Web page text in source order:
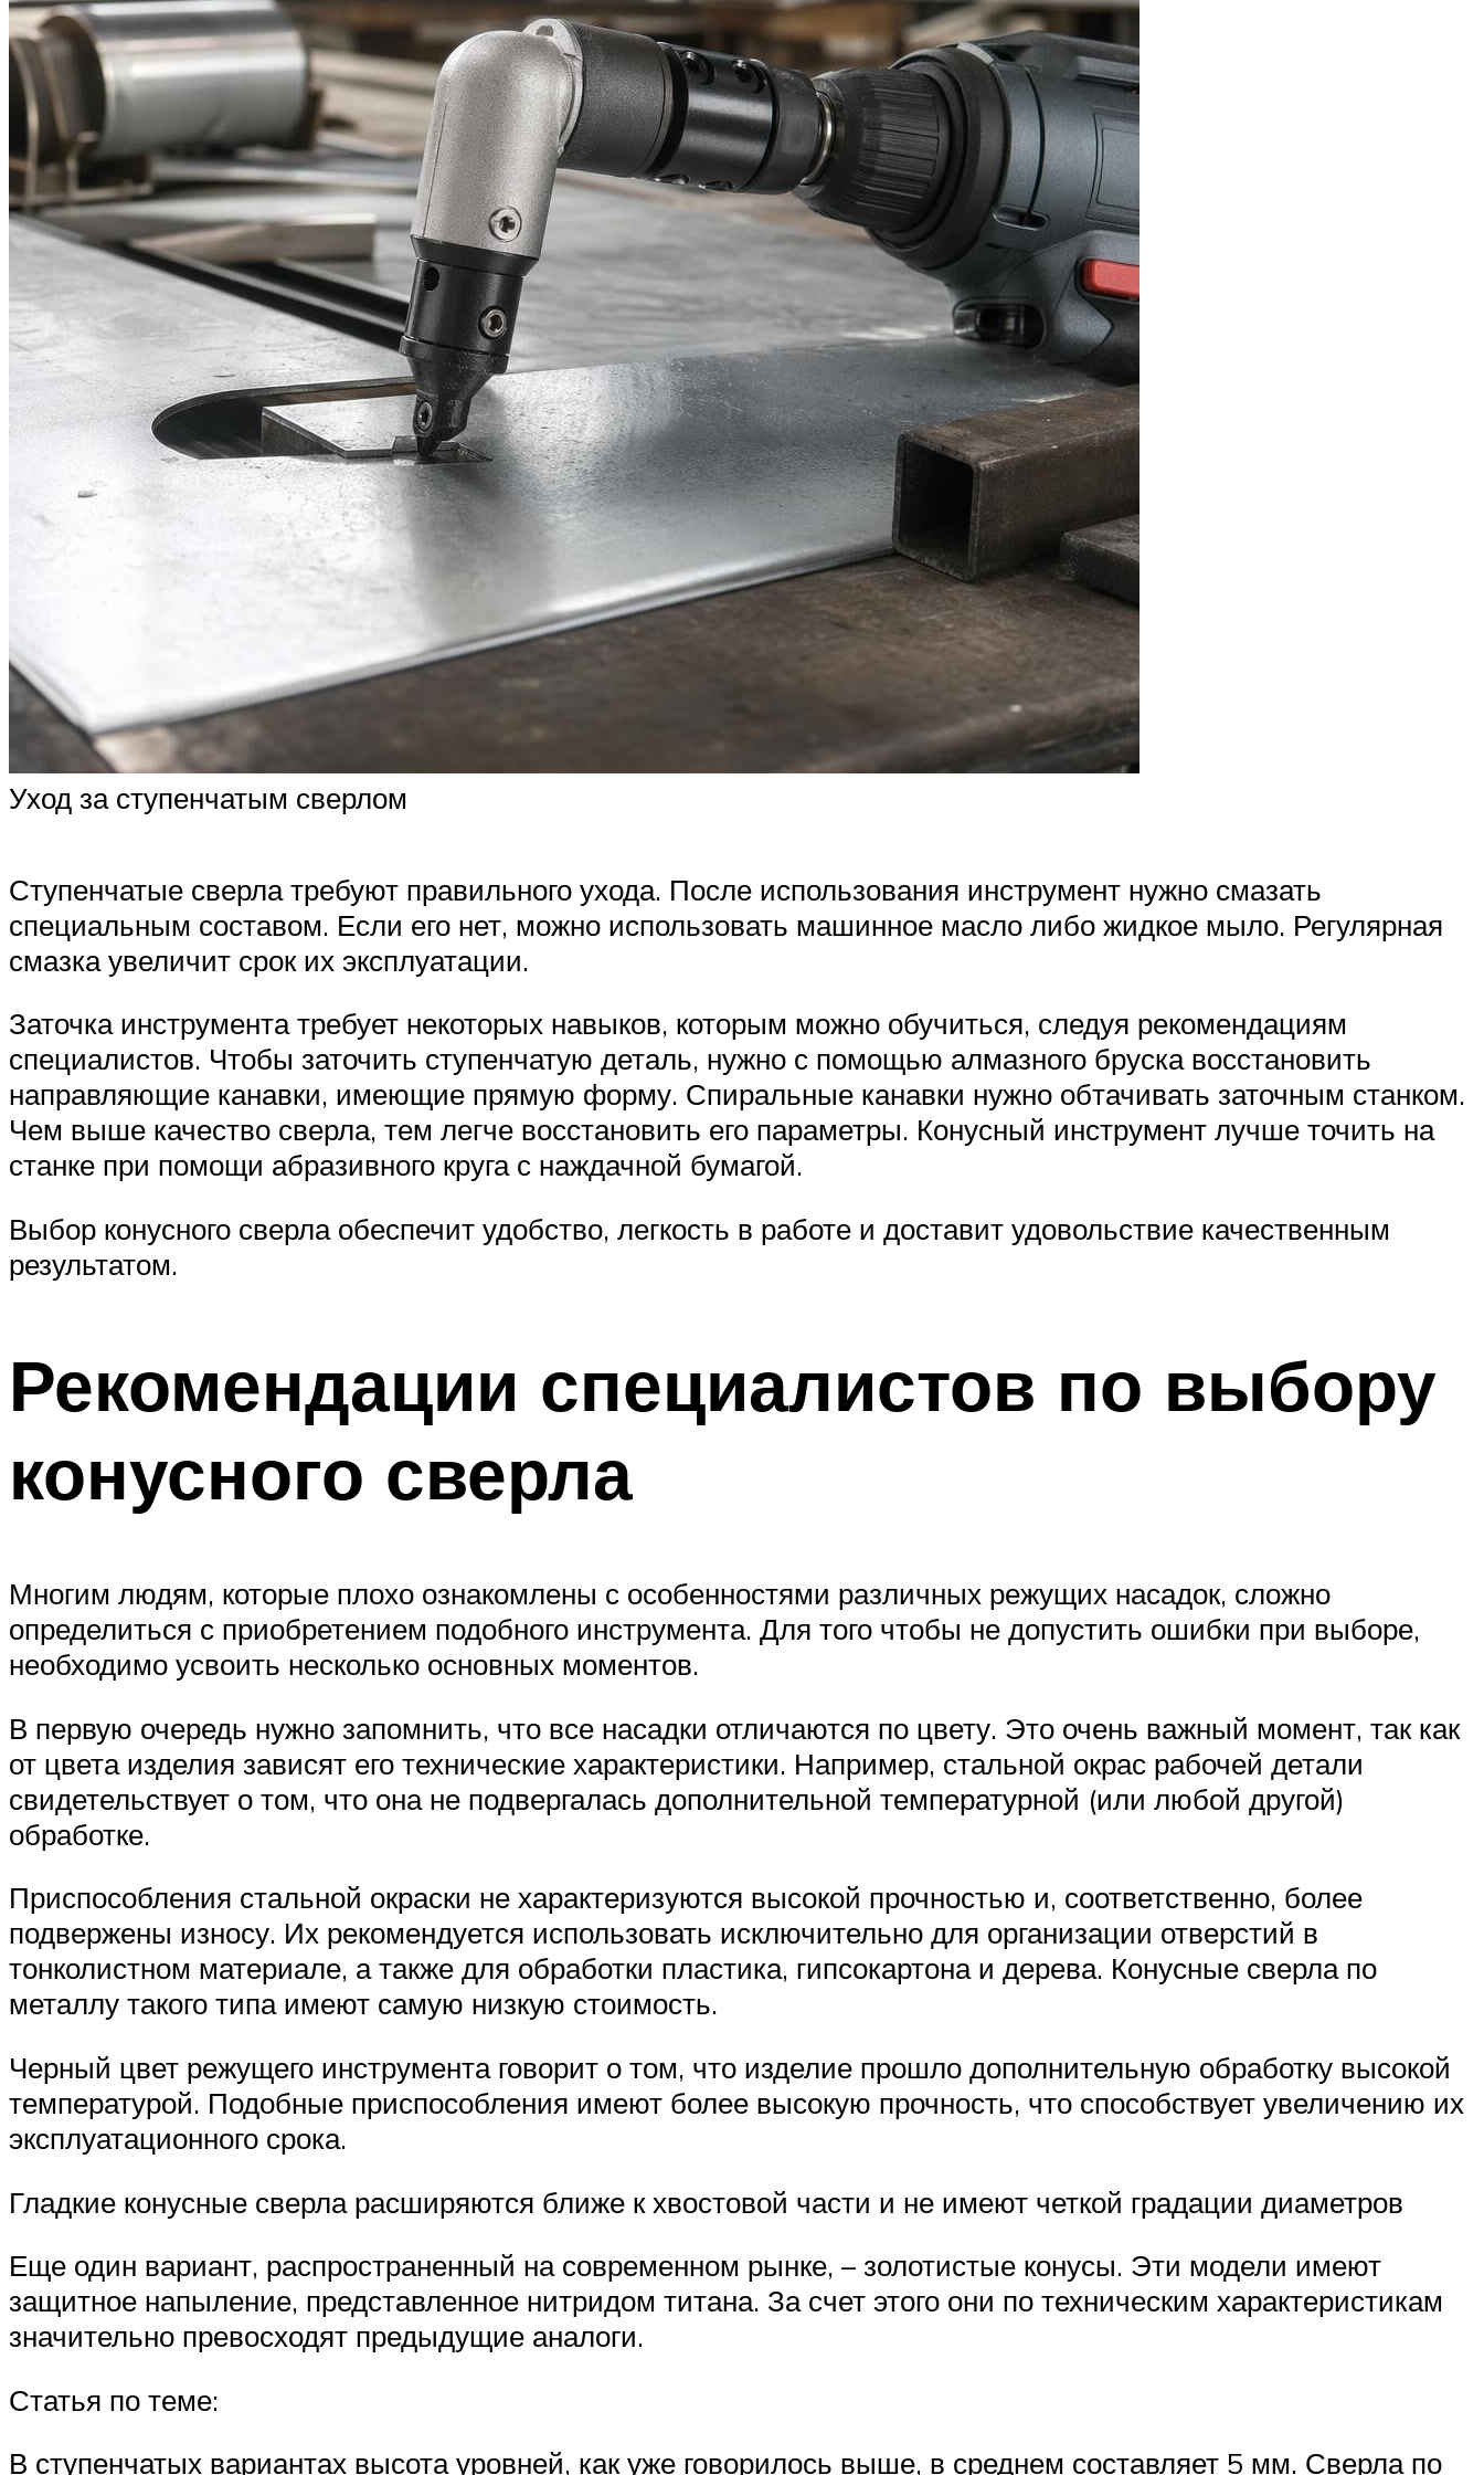
Уход за ступенчатым сверлом
Ступенчатые сверла требуют правильного ухода. После использования инструмент нужно смазать
специальным составом. Если его нет, можно использовать машинное масло либо жидкое мыло. Регулярная
смазка увеличит срок их эксплуатации.
Заточка инструмента требует некоторых навыков, которым можно обучиться, следуя рекомендациям
специалистов. Чтобы заточить ступенчатую деталь, нужно с помощью алмазного бруска восстановить
направляющие канавки, имеющие прямую форму. Спиральные канавки нужно обтачивать заточным станком.
Чем выше качество сверла, тем легче восстановить его параметры. Конусный инструмент лучше точить на
станке при помощи абразивного круга с наждачной бумагой.
Выбор конусного сверла обеспечит удобство, легкость в работе и доставит удовольствие качественным
результатом.
Рекомендации специалистов по выбору
конусного сверла
Многим людям, которые плохо ознакомлены с особенностями различных режущих насадок, сложно
определиться с приобретением подобного инструмента. Для того чтобы не допустить ошибки при выборе,
необходимо усвоить несколько основных моментов.
В первую очередь нужно запомнить, что все насадки отличаются по цвету. Это очень важный момент, так как
от цвета изделия зависят его технические характеристики. Например, стальной окрас рабочей детали
свидетельствует о том, что она не подвергалась дополнительной температурной (или любой другой)
обработке.
Приспособления стальной окраски не характеризуются высокой прочностью и, соответственно, более
подвержены износу. Их рекомендуется использовать исключительно для организации отверстий в
тонколистном материале, а также для обработки пластика, гипсокартона и дерева. Конусные сверла по
металлу такого типа имеют самую низкую стоимость.
Черный цвет режущего инструмента говорит о том, что изделие прошло дополнительную обработку высокой
температурой. Подобные приспособления имеют более высокую прочность, что способствует увеличению их
эксплуатационного срока.
Гладкие конусные сверла расширяются ближе к хвостовой части и не имеют четкой градации диаметров
Еще один вариант, распространенный на современном рынке, – золотистые конусы. Эти модели имеют
защитное напыление, представленное нитридом титана. За счет этого они по техническим характеристикам
значительно превосходят предыдущие аналоги.
Статья по теме:
В ступенчатых вариантах высота уровней, как уже говорилось выше, в среднем составляет 5 мм. Сверла по